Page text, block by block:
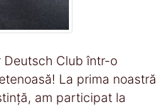
Club într-o
La prima noastră
am participat la